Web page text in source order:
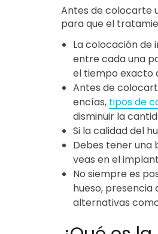
Antes de colocarte
para que el
La colocación de
entre cada una
el tiempo exacto
Antes de
encías, tipos de
disminuir la
Si la calidad del
Debes tener una
veas en el
No siempre es
hueso,
alternativas